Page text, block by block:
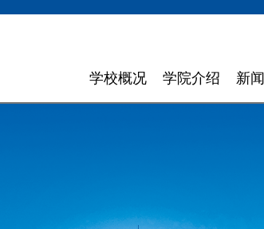
学校概况 学院介绍 新